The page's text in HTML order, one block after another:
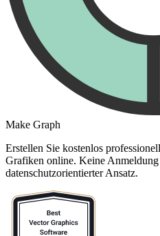
Make Graph
Erstellen Sie kostenlos
Grafiken online. Keine
datenschutzorientierter Ansatz.